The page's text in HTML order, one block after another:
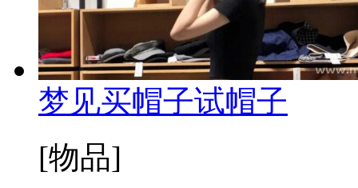
梦见买帽子试帽子
[物品]